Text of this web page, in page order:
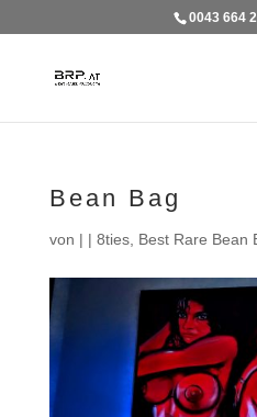
0043 664
Bean Bag
von | | 8ties, Best Rare Bean